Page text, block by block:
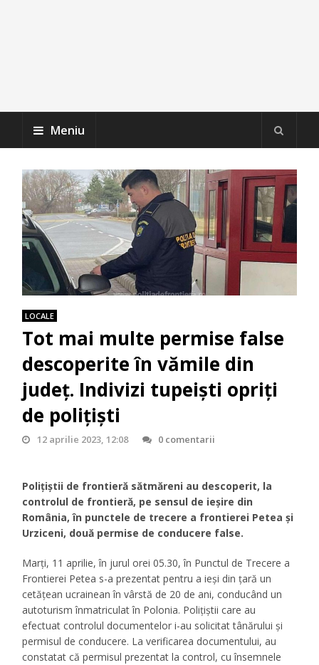
Meniu
LOCALE
Tot mai multe permise false
descoperite în vămile din
județ. Indivizi tupeiști opriți
de polițiști
12 aprilie 2023, 12:08 0 comentarii
Polițiștii de frontieră sătmăreni au descoperit, la
controlul de frontieră, pe sensul de ieșire din
România, în punctele de trecere a frontierei Petea și
Urziceni, două permise de conducere false.
Marți, 11 aprilie, în jurul orei 05.30, în Punctul de Trecere a
Frontierei Petea s-a prezentat pentru a ieși din țară un
cetățean ucrainean în vârstă de 20 de ani, conducând un
autoturism înmatriculat în Polonia. Polițiștii care au
efectuat controlul documentelor i-au solicitat tânărului și
permisul de conducere. La verificarea documentului, au
constatat că permisul prezentat la control, cu însemnele